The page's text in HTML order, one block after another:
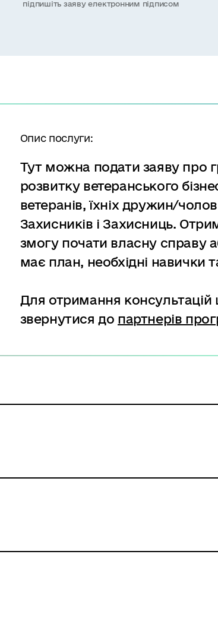
підпишіть заяву електронним підписом
Опис послуги:
Тут можна подати заяву про
розвитку ветеранського
ветеранів, їхніх дружин/
Захисників і Захисниць.
змогу почати власну справу
має план, необхідні навички
Для отримання консультацій
звернутися до партнерів